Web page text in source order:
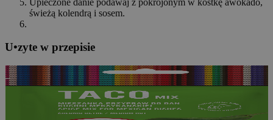
świeżą kolendrą i sosem.
U•zyte w przepisie